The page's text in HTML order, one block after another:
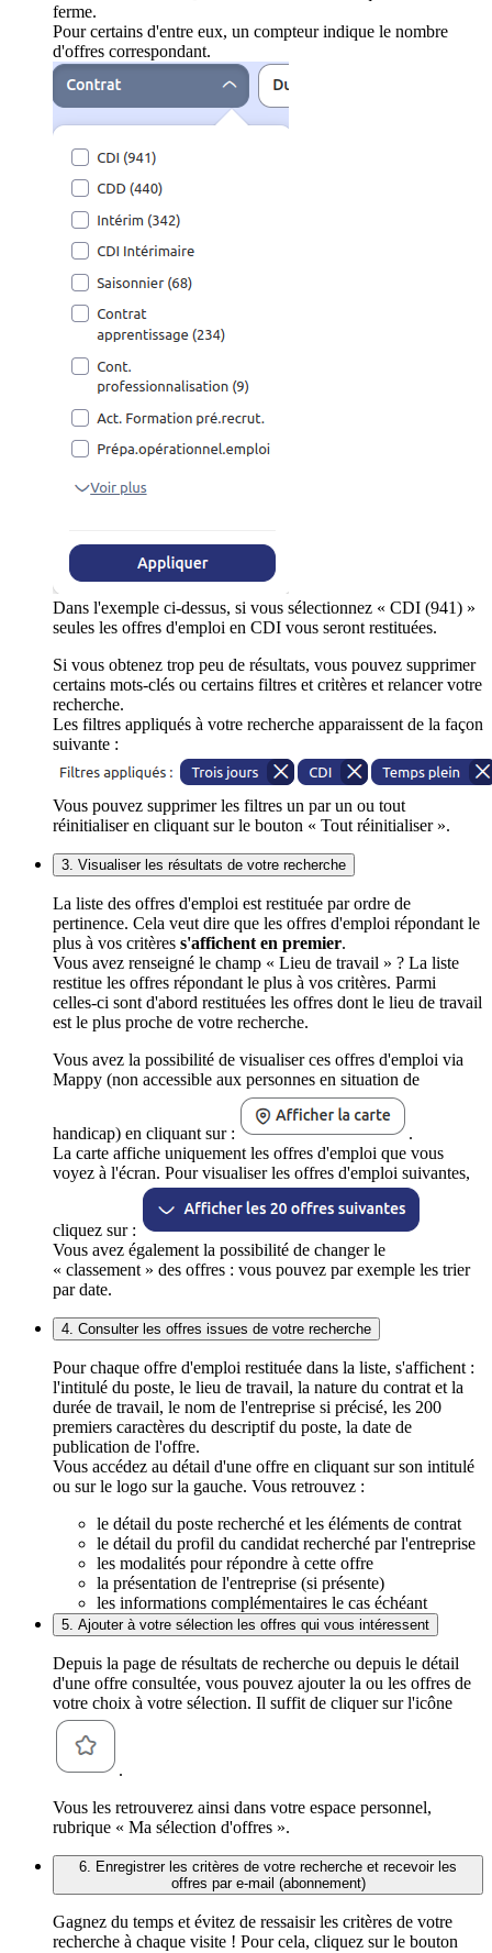
ferme.
Pour certains d'entre eux, un compteur indique le nombre
d'offres correspondant.
Dans l'exemple ci-dessus, si vous sélectionnez « CDI (941) »
seules les offres d'emploi en CDI vous seront restituées.
Si vous obtenez trop peu de résultats, vous pouvez supprimer
certains mots-clés ou certains filtres et critères et relancer votre
recherche.
Les filtres appliqués à votre recherche apparaissent de la façon
suivante :
Vous pouvez supprimer les filtres un par un ou tout
réinitialiser en cliquant sur le bouton « Tout réinitialiser ».
3. Visualiser les résultats de votre recherche
La liste des offres d'emploi est restituée par ordre de
pertinence. Cela veut dire que les offres d'emploi répondant le
plus à vos critères s'affichent en premier.
Vous avez renseigné le champ « Lieu de travail » ? La liste
restitue les offres répondant le plus à vos critères. Parmi
celles-ci sont d'abord restituées les offres dont le lieu de travail
est le plus proche de votre recherche.
Vous avez la possibilité de visualiser ces offres d'emploi via
Mappy (non accessible aux personnes en situation de
handicap) en cliquant sur :
.
La carte affiche uniquement les offres d'emploi que vous
voyez à l'écran. Pour visualiser les offres d'emploi suivantes,
cliquez sur :
Vous avez également la possibilité de changer le
« classement » des offres : vous pouvez par exemple les trier
par date.
4. Consulter les offres issues de votre recherche
Pour chaque offre d'emploi restituée dans la liste, s'affichent :
l'intitulé du poste, le lieu de travail, la nature du contrat et la
durée de travail, le nom de l'entreprise si précisé, les 200
premiers caractères du descriptif du poste, la date de
publication de l'offre.
Vous accédez au détail d'une offre en cliquant sur son intitulé
ou sur le logo sur la gauche. Vous retrouvez :
le détail du poste recherché et les éléments de contrat
le détail du profil du candidat recherché par l'entreprise
les modalités pour répondre à cette offre
la présentation de l'entreprise (si présente)
les informations complémentaires le cas échéant
5. Ajouter à votre sélection les offres qui vous intéressent
Depuis la page de résultats de recherche ou depuis le détail
d'une offre consultée, vous pouvez ajouter la ou les offres de
votre choix à votre sélection. Il suffit de cliquer sur l'icône
.
Vous les retrouverez ainsi dans votre espace personnel,
rubrique « Ma sélection d'offres ».
6. Enregistrer les critères de votre recherche et recevoir les
offres par e-mail (abonnement)
Gagnez du temps et évitez de ressaisir les critères de votre
recherche à chaque visite ! Pour cela, cliquez sur le bouton